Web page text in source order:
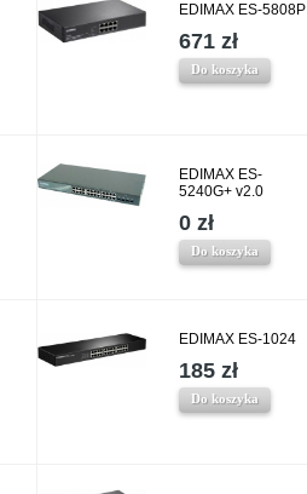
EDIMAX ES-5808P
671 zł
Do koszyka
EDIMAX ES-
5240G+ v2.0
0 zł
Do koszyka
EDIMAX ES-1024
185 zł
Do koszyka